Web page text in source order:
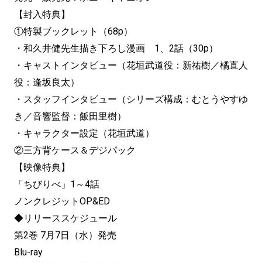
【封入特典】
①特製ブックレット（68p）
・和久井健先生描き下ろし漫画 1、2話（30p）
・キャストインタビュー（花垣武道役：新祐樹／橘直人
役：逢坂良太）
・スタッフインタビュー（シリーズ構成：むとうやすゆ
き／音響監督：飯田里樹）
・キャラクター設定（花垣武道）
②三方背ケース＆デジパック
【映像特典】
「ちびりべ」1～4話
ノンクレジットOP&ED
◆リリーススケジュール
第2巻 7月7日（水）発売
Blu-ray